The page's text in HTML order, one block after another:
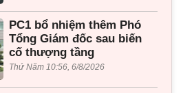
PC1 bổ nhiệm thêm Phó
Tổng Giám đốc sau biến
cố thượng tầng
Thứ Năm 10:56, 6/8/2026